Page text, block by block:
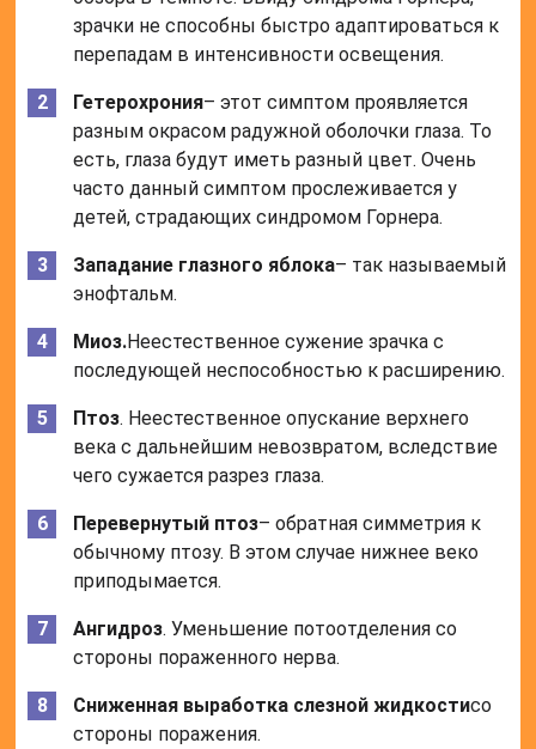
зрачки не способны быстро адаптироваться к
перепадам в интенсивности освещения.
Гетерохрония– этот симптом проявляется
разным окрасом радужной оболочки глаза. То
есть, глаза будут иметь разный цвет. Очень
часто данный симптом прослеживается у
детей, страдающих синдромом Горнера.
Западание глазного яблока– так называемый
энофтальм.
Миоз.Неестественное сужение зрачка с
последующей неспособностью к расширению.
Птоз. Неестественное опускание верхнего
века с дальнейшим невозвратом, вследствие
чего сужается разрез глаза.
Перевернутый птоз– обратная симметрия к
обычному птозу. В этом случае нижнее веко
приподымается.
Ангидроз. Уменьшение потоотделения со
стороны пораженного нерва.
Сниженная выработка слезной жидкостисо
стороны поражения.